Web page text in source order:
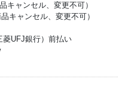
キャンセル、変更不可）
キャンセル、変更不可）
菱UFJ銀行）前払い